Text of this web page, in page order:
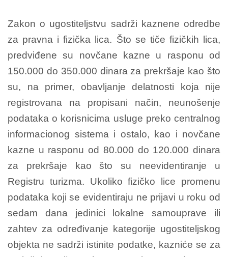
Zakon o ugostiteljstvu sadrži kaznene odredbe
za pravna i fizička lica. Što se tiče fizičkih lica,
predviđene su novčane kazne u rasponu od
150.000 do 350.000 dinara za prekršaje kao što
su, na primer, obavljanje delatnosti koja nije
registrovana na propisani način, neunošenje
podataka o korisnicima usluge preko centralnog
informacionog sistema i ostalo, kao i novčane
kazne u rasponu od 80.000 do 120.000 dinara
za prekršaje kao što su neevidentiranje u
Registru turizma. Ukoliko fizičko lice promenu
podataka koji se evidentiraju ne prijavi u roku od
sedam dana jedinici lokalne samouprave ili
zahtev za određivanje kategorije ugostiteljskog
objekta ne sadrži istinite podatke, kazniće se za